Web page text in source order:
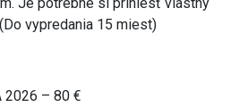
vypredania 15 miest)
2026 – 80 €